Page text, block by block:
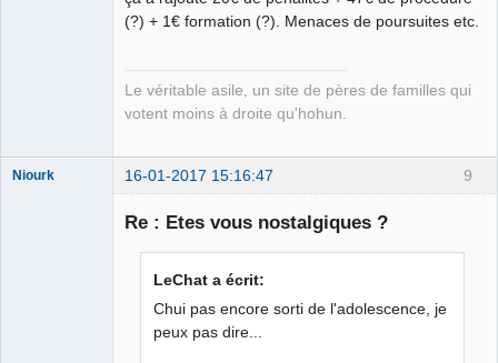
(?) + 1€ formation (?). Menaces de poursuites etc.
Le véritable asile, un site de pères de familles qui
votent moins à droite qu'hohun.
9
Niourk 16-01-2017 15:16:47
Re : Etes vous nostalgiques ?
LeChat a écrit:
Chui pas encore sorti de l'adolescence, je
peux pas dire...